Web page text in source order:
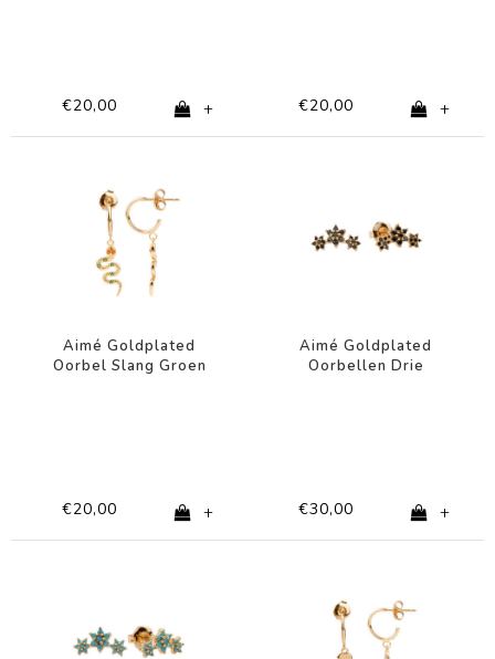
€20,00 + €20,00 +
Aimé Goldplated
Oorbel Slang Groen
€20,00 +
Aimé Goldplated
Oorbellen Drie
€30,00 +